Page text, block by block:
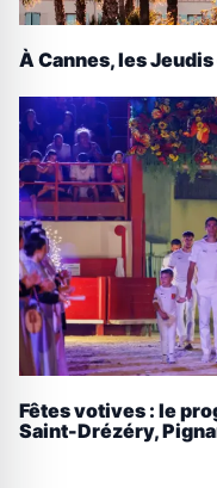
À Cannes, les
Fêtes votives : le
Saint-Drézéry,